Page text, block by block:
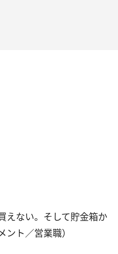
えない。そして貯金箱か
ト／営業職）